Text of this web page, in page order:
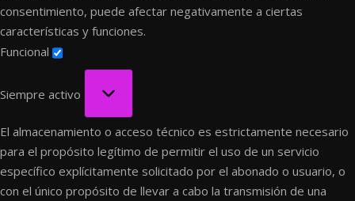
consentimiento, puede afectar negativamente a ciertas
características y funciones.
Funcional
Siempre activo
El almacenamiento o acceso técnico es estrictamente necesario
para el propósito legítimo de permitir el uso de un servicio
específico explícitamente solicitado por el abonado o usuario, o
con el único propósito de llevar a cabo la transmisión de una